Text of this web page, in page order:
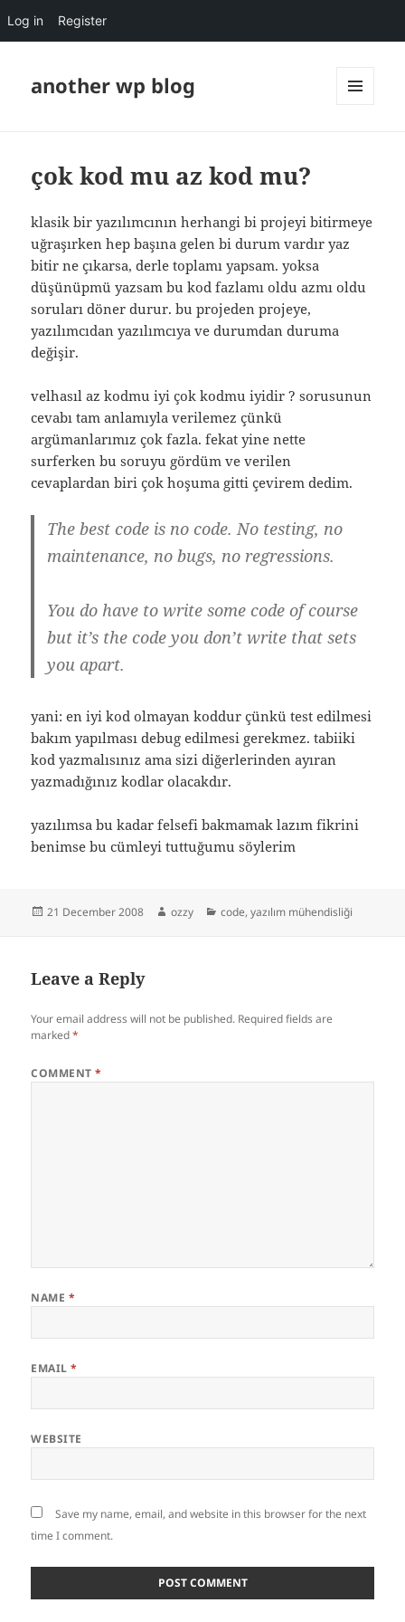
Log in Register
another wp blog
çok kod mu az kod mu?
klasik bir yazılımcının herhangi bi projeyi bitirmeye
uğraşırken hep başına gelen bi durum vardır yaz
bitir ne çıkarsa, derle toplamı yapsam. yoksa
düşünüpmü yazsam bu kod fazlamı oldu azmı oldu
soruları döner durur. bu projeden projeye,
yazılımcıdan yazılımcıya ve durumdan duruma
değişir.
velhasıl az kodmu iyi çok kodmu iyidir ? sorusunun
cevabı tam anlamıyla verilemez çünkü
argümanlarımız çok fazla. fekat yine nette
surferken bu soruyu gördüm ve verilen
cevaplardan biri çok hoşuma gitti çevirem dedim.
The best code is no code. No testing, no
maintenance, no bugs, no regressions.
You do have to write some code of course
but it’s the code you don’t write that sets
you apart.
yani: en iyi kod olmayan koddur çünkü test edilmesi
bakım yapılması debug edilmesi gerekmez. tabiiki
kod yazmalısınız ama sizi diğerlerinden ayıran
yazmadığınız kodlar olacakdır.
yazılımsa bu kadar felsefi bakmamak lazım fikrini
benimse bu cümleyi tuttuğumu söylerim
Posted
21 December 2008 Author
ozzy Categories
code,yazılım mühendisliği
Leave a Reply
Your email address will not be published. Required fields are
marked*
COMMENT*
NAME *
EMAIL*
WEBSITE
Save my name, email, and website in this browser for the next
time I comment.